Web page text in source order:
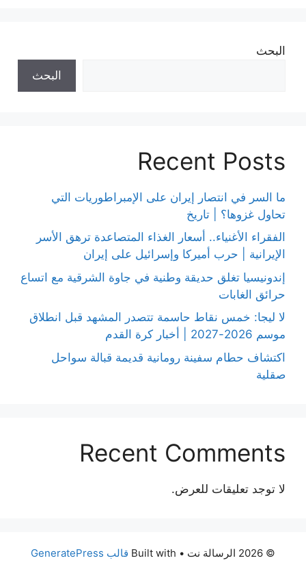
البحث
البحث
Recent Posts
ما السر في انتصار إيران على الإمبراطوريات التي
تحاول غزوها؟ | تاريخ
الفقراء الأغنياء.. أسعار الغذاء المتصاعدة ترهق الأسر
الإيرانية | حرب أميركا وإسرائيل على إيران
إندونيسيا تغلق حديقة وطنية في جاوة الشرقية مع اتساع
حرائق الغابات
لا ليجا: خمس نقاط حاسمة تتصدر المشهد قبل انطلاق
موسم 2026-2027 | أخبار كرة القدم
اكتشاف حطام سفينة رومانية قديمة قبالة سواحل
صقلية
Recent Comments
لا توجد تعليقات للعرض.
© 2026 الرسالة نت • Built with قالب GeneratePress